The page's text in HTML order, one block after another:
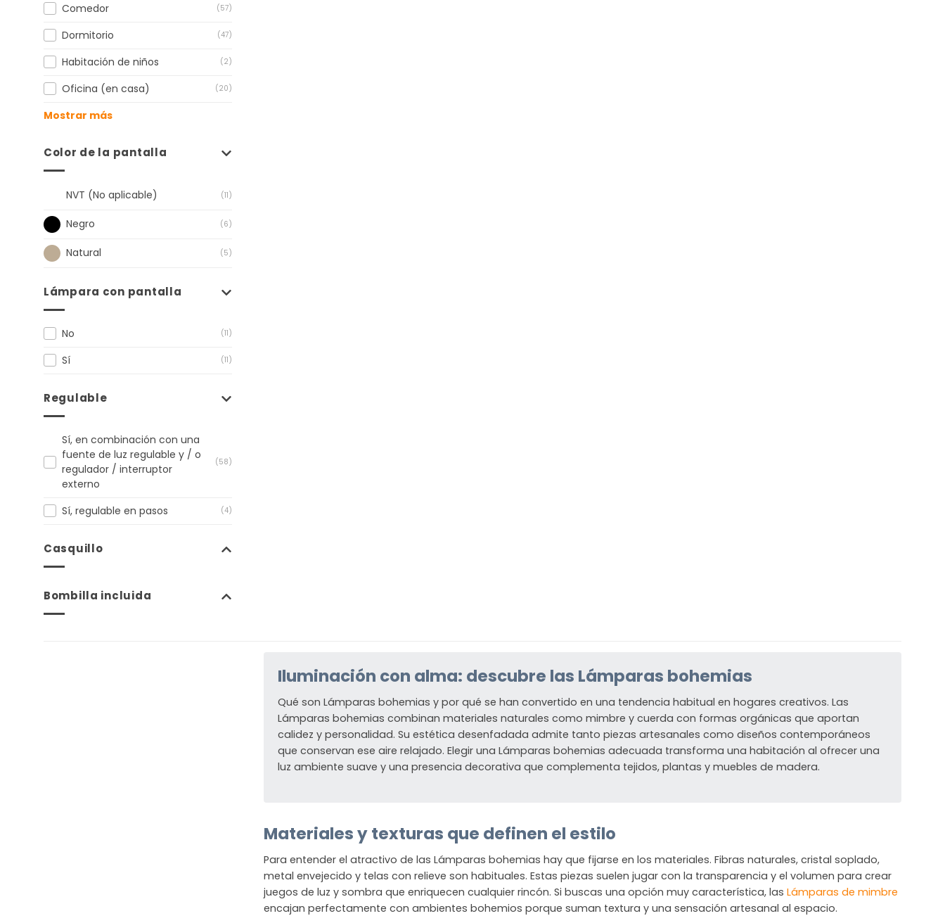
Comedor (57)
Dormitorio (47)
Habitación de niños (2)
Oficina (en casa) (20)
Mostrar más
Color de la pantalla
NVT (No aplicable) (11)
Negro (6)
Natural (5)
Lámpara con pantalla
No (11)
Sí (11)
Regulable
Sí, en combinación con una
fuente de luz regulable y / o
regulador / interruptor
externo
(58)
Sí, regulable en pasos (4)
Casquillo
Bombilla incluida
Iluminación con alma: descubre las Lámparas bohemias
Qué son Lámparas bohemias y por qué se han convertido en una tendencia habitual en hogares creativos. Las
Lámparas bohemias combinan materiales naturales como mimbre y cuerda con formas orgánicas que aportan
calidez y personalidad. Su estética desenfadada admite tanto piezas artesanales como diseños contemporáneos
que conservan ese aire relajado. Elegir una Lámparas bohemias adecuada transforma una habitación al ofrecer una
luz ambiente suave y una presencia decorativa que complementa tejidos, plantas y muebles de madera.
Materiales y texturas que definen el estilo
Para entender el atractivo de las Lámparas bohemias hay que fijarse en los materiales. Fibras naturales, cristal soplado,
metal envejecido y telas con relieve son habituales. Estas piezas suelen jugar con la transparencia y el volumen para crear
juegos de luz y sombra que enriquecen cualquier rincón. Si buscas una opción muy característica, las Lámparas de mimbre
encajan perfectamente con ambientes bohemios porque suman textura y una sensación artesanal al espacio.